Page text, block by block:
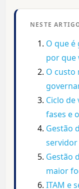
NESTE
O que é
por que
O custo
Ciclo de
fases e
Gestão
servidor
Gestão
maior
ITAM e